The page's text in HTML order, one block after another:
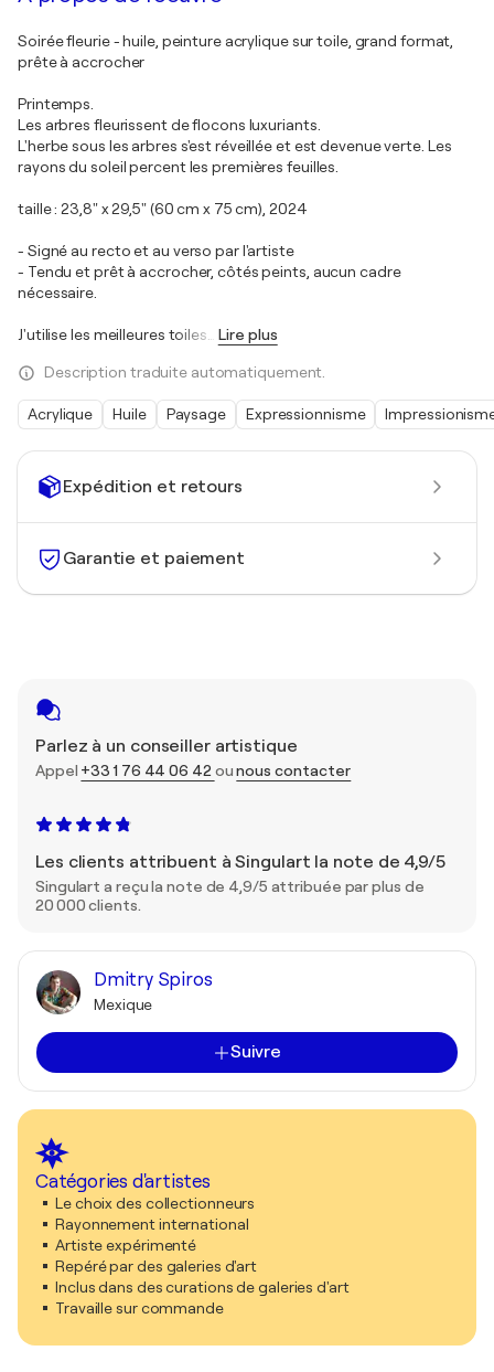
Expédition et retours
Garantie et paiement
Parlez à un conseiller artistique
Appel +33 1 76 44 06 42 ounous contacter
Les clients attribuent à Singulart la note de 4,9/5
Singulart a reçu la note de 4,9/5 attribuée par plus de
20 000 clients.
Dmitry Spiros
Mexique
Suivre
Catégories d'artistes
Le choix des collectionneurs
Rayonnement international
Artiste expérimenté
Repéré par des galeries d'art
Inclus dans des curations de galeries d'art
Travaille sur commande
Soirée fleurie - huile, peinture acrylique sur toile, grand format,
prête à accrocher
Printemps.
Les arbres fleurissent de flocons luxuriants.
L'herbe sous les arbres s'est réveillée et est devenue verte. Les
rayons du soleil percent les premières feuilles.
taille : 23,8" x 29,5" (60 cm x 75 cm), 2024
- Signé au recto et au verso par l'artiste
- Tendu et prêt à accrocher, côtés peints, aucun cadre
nécessaire.
J'utilise les meilleures toiles Lire plus
Description traduite automatiquement.
Acrylique Huile Paysage Expressionnisme